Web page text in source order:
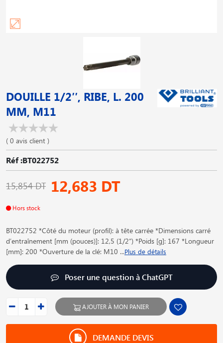
DOUILLE 1/2′′, RIBE, L. 200
MM, M11
( 0 avis client )
Réf :BT022752
15,854 DT 12,683 DT
Hors stock
BT022752 *Côté du moteur (profil): à tête carrée *Dimensions carré
d′entraînement [mm (pouces)]: 12,5 (1/2“) *Poids [g]: 167 *Longueur
[mm]: 200 *Ouverture de la clé: M10 ...Plus de détails
Poser une question à ChatGPT
AJOUTER À MON PANIER
DEMANDE DEVIS